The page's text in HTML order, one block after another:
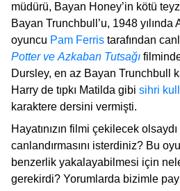
müdürü, Bayan Honey’in kötü
Bayan Trunchbull’u, 1948 yılında
oyuncu Pam Ferris tarafından
Potter ve Azkaban Tutsağı
Dursley, en az Bayan Trunchbull
Harry de tıpkı Matilda gibi sihri
karaktere dersini vermişti.
Hayatınızın filmi çekilecek
canlandırmasını isterdiniz? Bu
benzerlik yakalayabilmesi için
gerekirdi? Yorumlarda bizimle